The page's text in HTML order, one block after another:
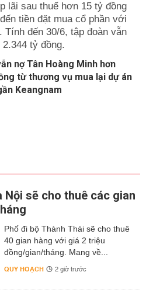
lãi sau thuế hơn 15 tỷ đồng
tiền đặt mua cổ phần với
đến 30/6, tập đoàn vẫn
tỷ đồng.
nợ Tân Hoàng Minh hơn
từ thương vụ mua lại dự án
Keangnam
Nội sẽ cho thuê các gian
Phố đi bộ Thành Thái sẽ cho thuê
40 gian hàng với giá 2 triệu
đồng/gian/tháng. Mang về...
QUY HOẠCH 2 giờ trước